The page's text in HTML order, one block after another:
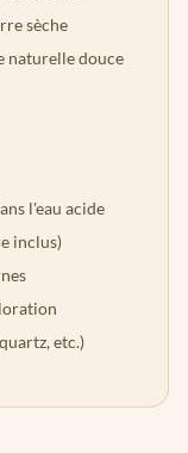
sèche
naturelle douce
l'eau acide
inclus)
etc.)